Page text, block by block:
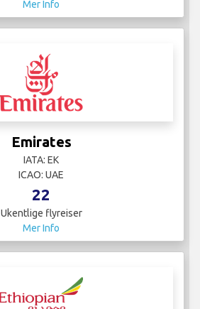
Mer Info
Emirates
IATA: EK
ICAO: UAE
22
Ukentlige flyreiser
Mer Info